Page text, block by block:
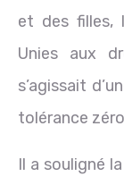
et des filles,
Unies aux
s’agissait
tolérance
Il a souligné